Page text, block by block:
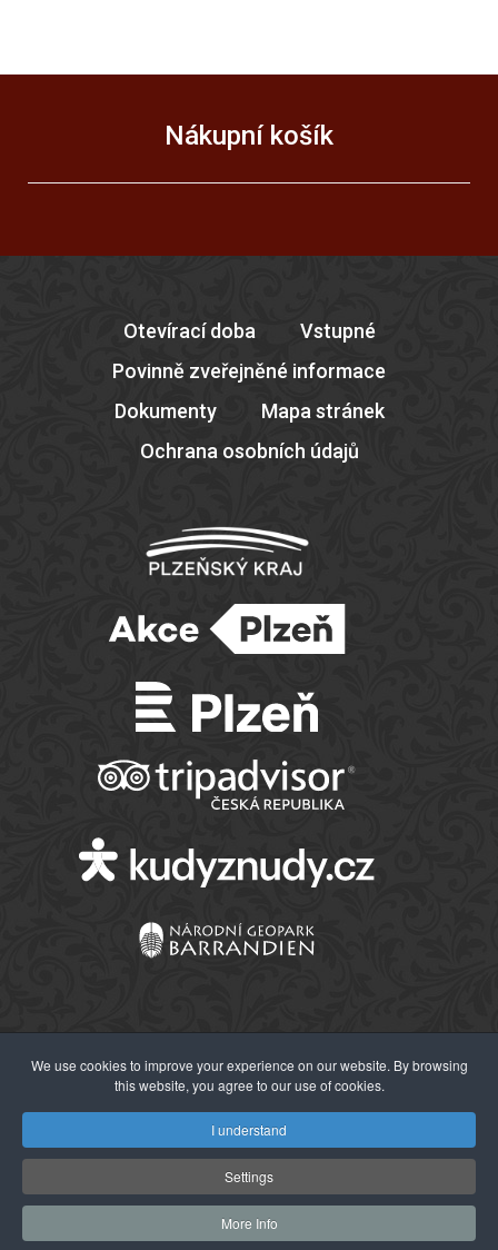
Nákupní košík
Otevírací doba
Vstupné
Povinně zveřejněné informace
Dokumenty
Mapa stránek
Ochrana osobních údajů
© 2026 Západočeské muzeum v Plzni
Webdesign:Agionet s.r.o.
We use cookies to improve your experience on our website. By browsing
this website, you agree to our use of cookies.
I understand
Settings
More Info